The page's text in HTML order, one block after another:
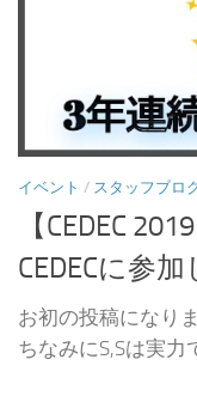
イベント / スタッフブロ
【CEDEC
CEDECに参
お初の投稿になり
ちなみにS,Sは実力